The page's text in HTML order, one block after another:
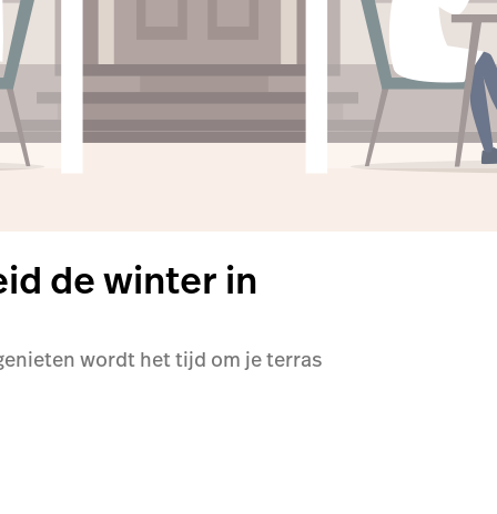
de winter in
wordt het tijd om je terras